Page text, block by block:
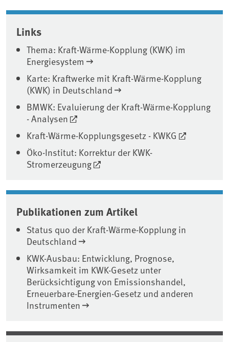
Associated content
Links
Thema: Kraft-Wärme-Kopplung (KWK) im
Energiesystem
Karte: Kraftwerke mit Kraft-Wärme-Kopplung
(KWK) in Deutschland
BMWK: Evaluierung der Kraft-Wärme-Kopplung
- Analysen
Kraft-Wärme-Kopplungsgesetz - KWKG
Öko-Institut: Korrektur der KWK-
Stromerzeugung
Publikationen zum Artikel
Status quo der Kraft-Wärme-Kopplung in
Deutschland
KWK-Ausbau: Entwicklung, Prognose,
Wirksamkeit im KWK-Gesetz unter
Berücksichtigung von Emissionshandel,
Erneuerbare-Energien-Gesetz und anderen
Instrumenten